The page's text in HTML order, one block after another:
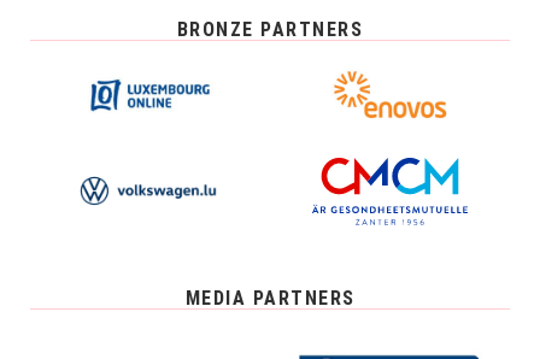
BRONZE PARTNERS
MEDIA PARTNERS